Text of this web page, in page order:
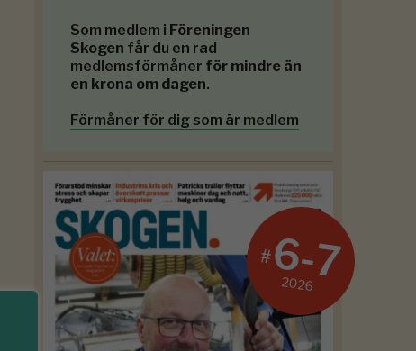
Som medlem i Föreningen
Skogen får du en rad
medlemsförmåner för mindre än
en krona om dagen.
Förmåner för dig som är medlem
#6-7
2026